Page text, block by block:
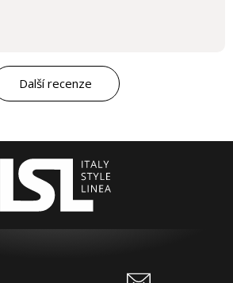
Další recenze